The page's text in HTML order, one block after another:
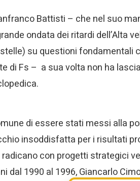
Battisti – che nel suo
ondata dei ritardi dell’Alta
su questioni fondamentali
di Fs – a sua volta non ha
di essere stati messi alla
insoddisfatta per i risultati
con progetti strategici
dal 1990 al 1996, Giancarlo